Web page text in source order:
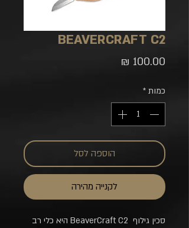
BEAVERCRAFT C2
כמות *
הוספה לסל
לקנייה מהירה
סכין גילוף BeaverCraft C2 היא כלי רב